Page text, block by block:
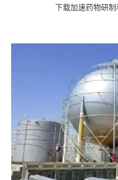
下载加速药物研制